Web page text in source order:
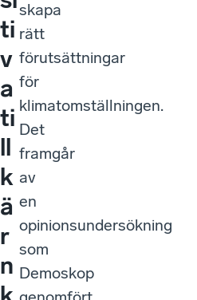
ti
v
a
ti
ll
k
ä
r
n
skapa
rätt
förutsättningar
för
klimatomställningen.
Det
framgår
av
en
opinionsundersökning
som
Demoskop